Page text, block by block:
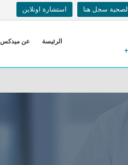
استشارة اونلاين سجل هنا
الرئيسة عن ميدكس